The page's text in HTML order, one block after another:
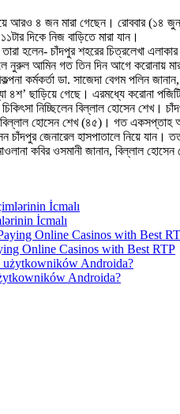
আরও ৪ জন মারা গেছেন। রোববার (১৪ জুন)
দিকে নিজ বাড়িতে মারা যান।
হলেন- চাঁদপুর শহরের চিত্রলেখা
নুরুল আমিন গত তিন দিন আগে করোনায়
কর্মকর্তা ডা. সাজেদা বেগম পলিন
৪শ’ ছাড়িয়ে গেছে। এরমধ্যে করোনা
নিচ্ছিলেন বিল্লাল হোসেন শেখ।
বিল্লাল হোসেন শেখ (৪৫)। গত একসপ্তাহ
জেনারেল হাসপাতালে নিয়ে যান।
কবির ওসমানী জানান, বিল্লাল
İcmalı
Online Casinos with Best RTP
Androida?